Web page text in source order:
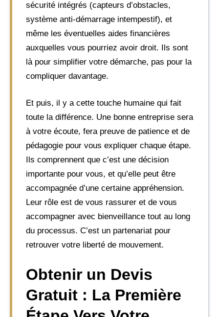
sécurité intégrés (capteurs d’obstacles,
système anti-démarrage intempestif), et
même les éventuelles aides financières
auxquelles vous pourriez avoir droit. Ils sont
là pour simplifier votre démarche, pas pour la
compliquer davantage.
Et puis, il y a cette touche humaine qui fait
toute la différence. Une bonne entreprise sera
à votre écoute, fera preuve de patience et de
pédagogie pour vous expliquer chaque étape.
Ils comprennent que c’est une décision
importante pour vous, et qu’elle peut être
accompagnée d’une certaine appréhension.
Leur rôle est de vous rassurer et de vous
accompagner avec bienveillance tout au long
du processus. C’est un partenariat pour
retrouver votre liberté de mouvement.
Obtenir un Devis
Gratuit : La Première